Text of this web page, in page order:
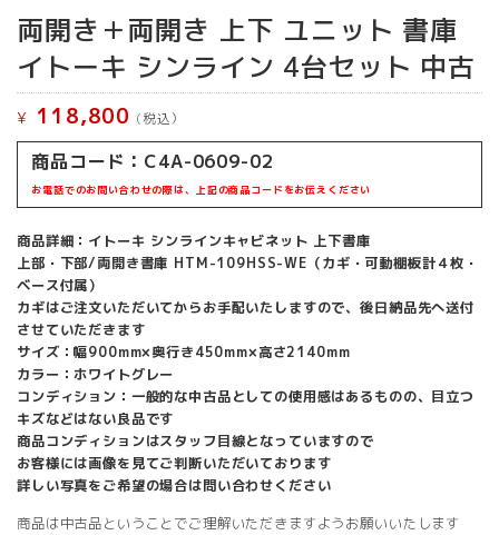
両開き＋両開き 上下 ユニット 書庫
イトーキ シンライン 4台セット 中古
¥ 118,800 (税込）
商品コード：C4A-0609-02
お電話でのお問い合わせの際は、上記の商品コードをお伝えください
商品詳細：イトーキ シンラインキャビネット 上下書庫
上部・下部/両開き書庫 HTM-109HSS-WE（カギ・可動棚板計４枚・
ベース付属）
カギはご注文いただいてからお手配いたしますので、後日納品先へ送付
させていただきます
サイズ：幅900mm×奥行き450mm×高さ2140mm
カラー：ホワイトグレー
コンディション：一般的な中古品としての使用感はあるものの、目立つ
キズなどはない良品です
商品コンディションはスタッフ目線となっていますので
お客様には画像を見てご判断いただいております
詳しい写真をご希望の場合は問い合わせください
商品は中古品ということでご理解いただきますようお願いいたします